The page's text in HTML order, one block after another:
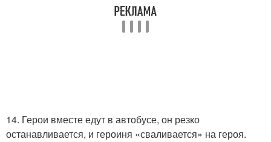
14. Герои вместе едут в автобусе, он резко
останавливается, и героиня «сваливается» на героя.